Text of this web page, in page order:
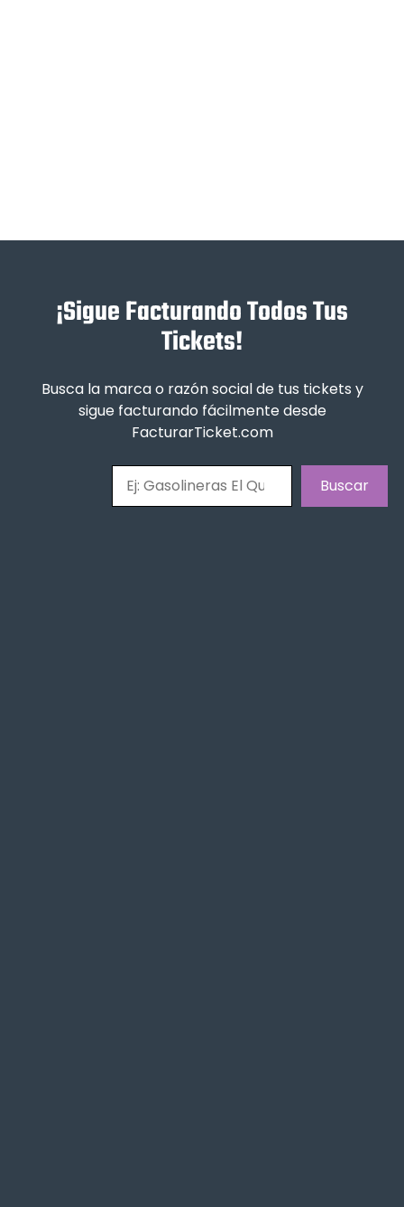
¡Sigue Facturando Todos Tus
Tickets!
Busca la marca o razón social de tus tickets y
sigue facturando fácilmente desde
FacturarTicket.com
Buscar
Buscar